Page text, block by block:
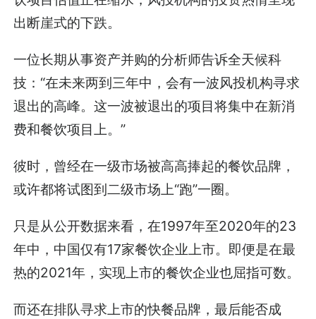
出断崖式的下跌。
一位长期从事资产并购的分析师告诉全天候科
技：“在未来两到三年中，会有一波风投机构寻求
退出的高峰。这一波被退出的项目将集中在新消
费和餐饮项目上。”
彼时，曾经在一级市场被高高捧起的餐饮品牌，
或许都将试图到二级市场上“跑”一圈。
只是从公开数据来看，在1997年至2020年的23
年中，中国仅有17家餐饮企业上市。即便是在最
热的2021年，实现上市的餐饮企业也屈指可数。
而还在排队寻求上市的快餐品牌，最后能否成